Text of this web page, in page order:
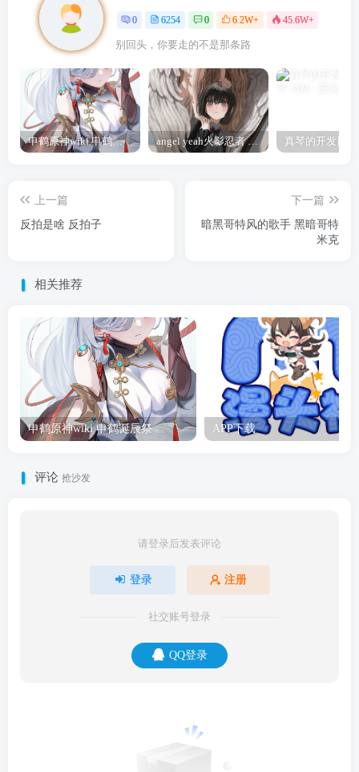
0 6254 0 6.2W+ 45.6W+
别回头，你要走的不是那条路
申鹤原神wiki 申鹤诞辰祭 angel yeah火影忍者 Angel
上一篇
反拍是啥 反拍子
下一篇
暗黑哥特风的歌手 黑暗哥特
米克
相关推荐
申鹤原神wiki 申鹤诞辰祭 APP下载
评论 抢沙发
请登录后发表评论
登录 注册
社交账号登录
QQ登录